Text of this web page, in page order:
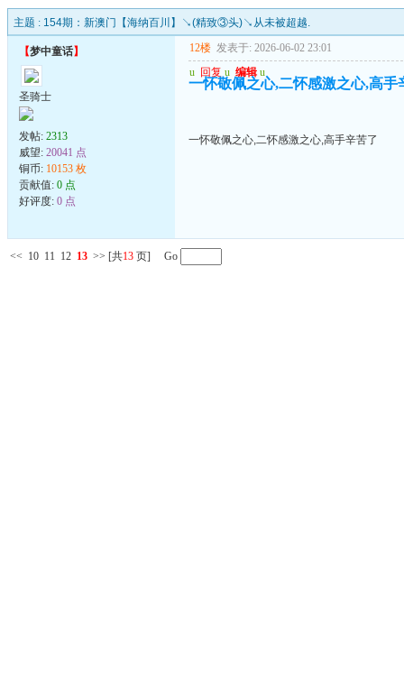
主题 : 154期：新澳门【海纳百川】↘(精致③头)↘从未被超越.
【梦中童话】
圣骑士
发帖: 2313
威望: 20041 点
铜币: 10153 枚
贡献值: 0 点
好评度: 0 点
12楼 发表于: 2026-06-02 23:01
u 回复 u 编辑 u
一怀敬佩之心,二怀感激之心,高手
一怀敬佩之心,二怀感激之心,高手辛苦了
<< 10 11 12 13 >> [共13 页] Go